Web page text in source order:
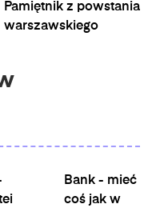
Pamiętnik z powstania
warszawskiego
Bank - mieć
coś jak w